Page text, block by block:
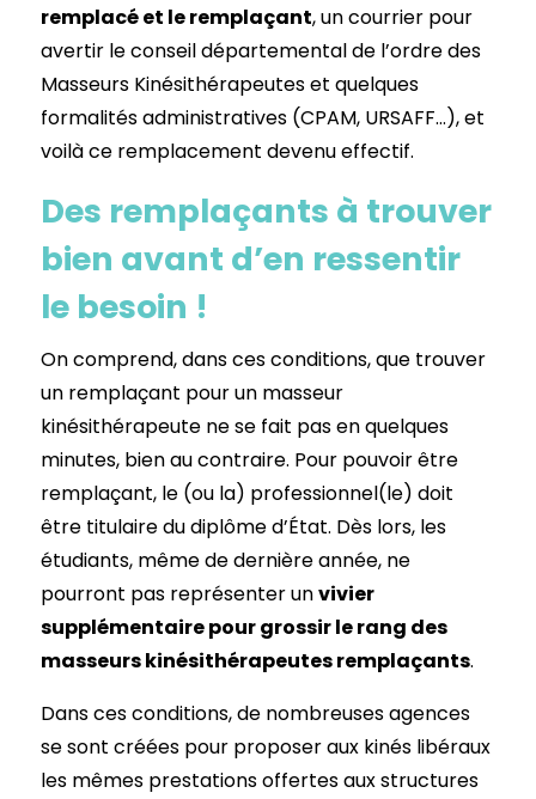
remplacé et le remplaçant, un courrier pour
avertir le conseil départemental de l’ordre des
Masseurs Kinésithérapeutes et quelques
formalités administratives (CPAM, URSAFF…), et
voilà ce remplacement devenu effectif.
Des remplaçants à trouver
bien avant d’en ressentir
le besoin !
On comprend, dans ces conditions, que trouver
un remplaçant pour un masseur
kinésithérapeute ne se fait pas en quelques
minutes, bien au contraire. Pour pouvoir être
remplaçant, le (ou la) professionnel(le) doit
être titulaire du diplôme d’État. Dès lors, les
étudiants, même de dernière année, ne
pourront pas représenter unvivier
supplémentaire pour grossir le rang des
masseurs kinésithérapeutes remplaçants.
Dans ces conditions, de nombreuses agences
se sont créées pour proposer aux kinés libéraux
les mêmes prestations offertes aux structures